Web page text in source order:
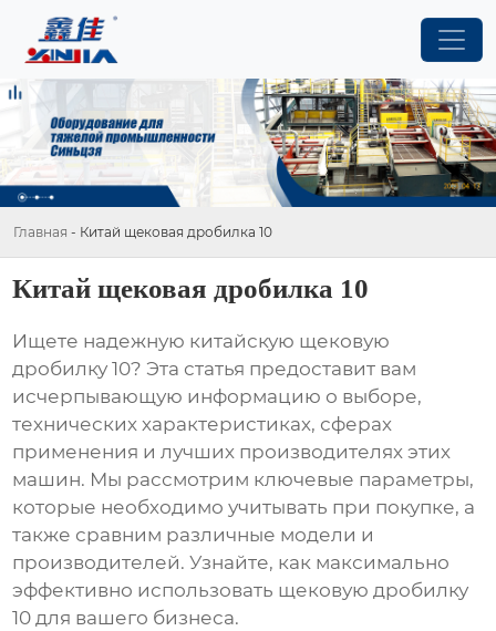
Главная - Китай щековая дробилка 10
Китай щековая дробилка 10
Ищете надежную китайскую щековую
дробилку 10? Эта статья предоставит вам
исчерпывающую информацию о выборе,
технических характеристиках, сферах
применения и лучших производителях этих
машин. Мы рассмотрим ключевые параметры,
которые необходимо учитывать при покупке, а
также сравним различные модели и
производителей. Узнайте, как максимально
эффективно использовать щековую дробилку
10 для вашего бизнеса.